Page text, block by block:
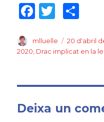
F
c
e
o
o
T
it
te
m
p
te
ix
Author
mlluelle
Posted
on
20 d'abril
2020 Drac implicat en la
Deixa un